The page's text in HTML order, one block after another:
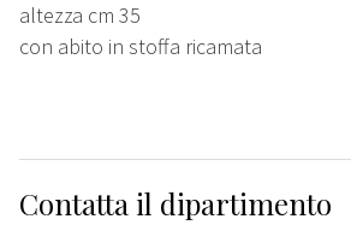
altezza cm 35
con abito in stoffa ricamata
Contatta il dipartimento